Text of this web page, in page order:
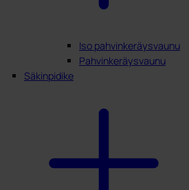
Iso pahvinkeräysvaunu
Pahvinkeräysvaunu
Säkinpidike